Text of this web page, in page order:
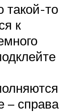
такой-то
к
– справа